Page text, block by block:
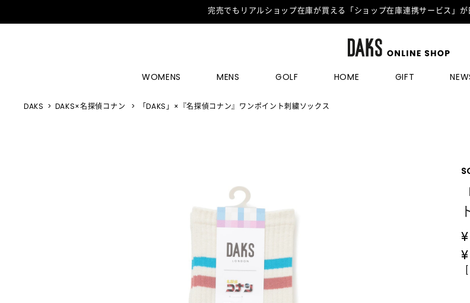
完売でもリアルショップ在庫が買える「ショップ在庫連携サービス」
WOMENS MENS GOLF HOME GIFT
DAKS DAKS×名探偵コナン 「DAKS」×『名探偵コナン』ワンポイント刺繍ソックス
¥
¥